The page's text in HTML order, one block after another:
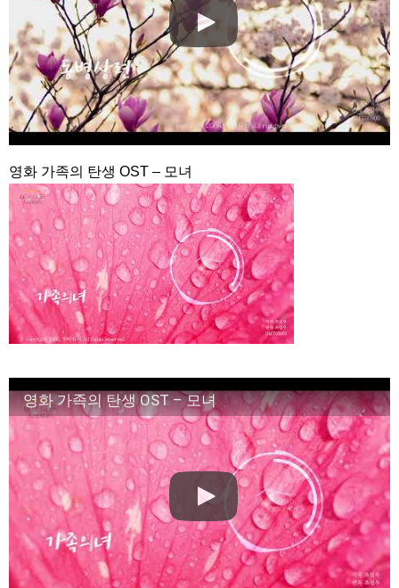
ハン・ヘジン 한혜진 – (선공개) 강남 3대 얼짱 출신 &#39;한혜진
언니&#39; (ft. 도여니의 학창시절) | 편 먹고 갈래요? 밥블레스유 2
bobblessyou2 EP.18
ソン・ヘギョ – ソンヘギョ キスまとめ
ハン・ヘジン 한혜진 – Still We (여전히 우리는)
한가인 –
九尾狐外伝 第２話 キム・ジウ チョ・ヒョンジェ
九尾狐外伝 メイキング03 ハン・イェスル
チョ・ヒョンジェ 조현재 九尾狐外伝 制作発表会
「ライフ・ オン・ マーズ」2019年11月2日TSUTAYAにて先行
レンタル開始！
(ENG SUB) Behind The Scene Hyun Bin 현빈❤️ 손예진 Son Ye
Jin-Crash Landing On You/ヒョンビン❤️ソンイェジン / エンジョイ❕
ユン・ギュンサン、番組にも登場した愛猫が急死…イ・ソンギ
ョンら同僚芸能人から慰めの言葉が続々 – Taka News
キム・レウォンの影絵遊び！？「黒騎士～永遠の約束～」メイ
キングを一部公開（DVD-SET2特典映像より）
「まず熱く掃除せよ」女優キム・ユジョン、「健康がとても回
復…痩せたのはソン・ジェリムのせい!? 」 (11/26)
キム・ユジョン、新ドラマ「まず熱く掃除せよ」に出演確
定…“台本を見た瞬間惹かれた” 20180123
幻の王女チャミョンゴ エンディング
YUCHUN ♥ LOVE 15 「成均館 5話」
[Fan MV]七日の王妃(7일의 왕비)OST – 정기고 (Junggigo) – 그
리고 그려도 (Miss You In My Heart)
俳優カン・ギヨン、突然の熱愛宣言…「キム秘書がなぜそう
か」出演で話題 Big News TV
영화 가족의 탄생 OST – 모녀
영화 가족의 탄생 OST – 모녀